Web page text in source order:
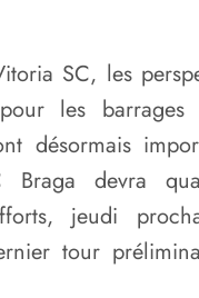
SC, les
les
désormais
Braga devra
jeudi
tour